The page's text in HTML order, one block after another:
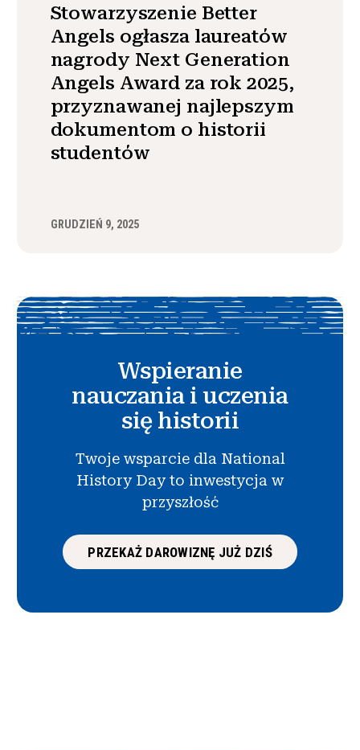
Stowarzyszenie Better
Angels ogłasza laureatów
nagrody Next Generation
Angels Award za rok 2025,
przyznawanej najlepszym
dokumentom o historii
studentów
GRUDZIEŃ 9, 2025
Wspieranie
nauczania i uczenia
się historii
Twoje wsparcie dla National
History Day to inwestycja w
przyszłość
PRZEKAŻ DAROWIZNĘ JUŻ DZIŚ